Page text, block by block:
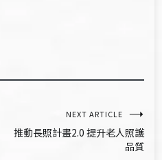
NEXT ARTICLE
推動長照計畫2.0 提升老人照護
品質